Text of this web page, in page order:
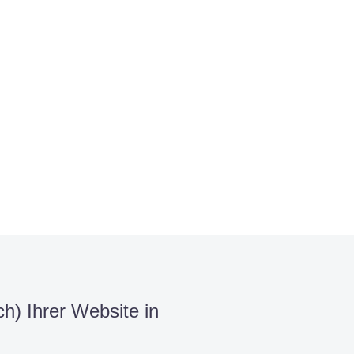
Ihrer Website in